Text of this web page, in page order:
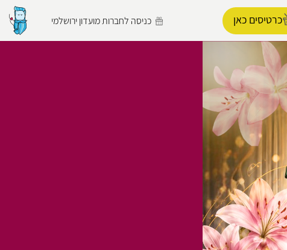
כרטיסים כאן כניסה לחברות מועדון ירושלמי